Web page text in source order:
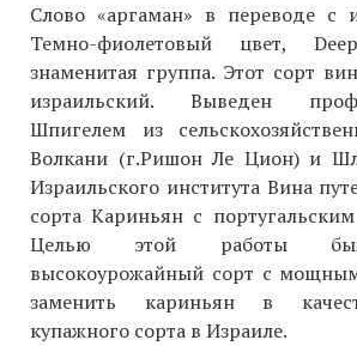
Слово «аргаман» в переводе с
Темно-фиолетовый цвет,
знаменитая группа. Этот сорт
израильский. Выведен
Шпигелем из
Волкани (г.Ришон Ле Цион) и
Израильского института Вина
сорта Кариньян с
Целью этой работы
высокоурожайный сорт с
заменить кариньян в
купажного сорта в Израиле.